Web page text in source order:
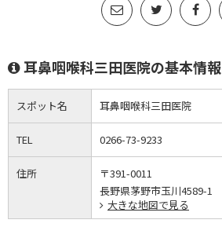
耳鼻咽喉科三田医院の基本情報
スポット名 耳鼻咽喉科三田医院
TEL 0266-73-9233
住所
〒391-0011
長野県茅野市玉川4589-1
大きな地図で見る